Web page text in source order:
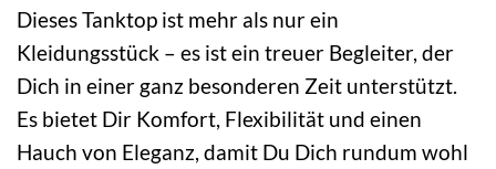
Dieses Tanktop ist mehr als nur ein
Kleidungsstück – es ist ein treuer Begleiter, der
Dich in einer ganz besonderen Zeit unterstützt.
Es bietet Dir Komfort, Flexibilität und einen
Hauch von Eleganz, damit Du Dich rundum wohl